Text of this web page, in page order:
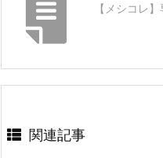
【メシコレ
関連記事